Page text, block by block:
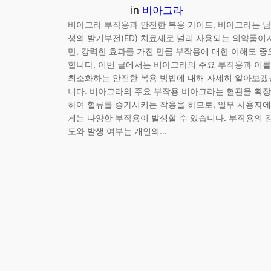
in 비아그라
비아그라 부작용과 안전한 복용 가이드, 비아그라는 남
성의 발기부전(ED) 치료제로 널리 사용되는 의약품이
만, 강력한 효과를 가진 만큼 부작용에 대한 이해도 중
합니다. 이번 글에서는 비아그라의 주요 부작용과 이를
최소화하는 안전한 복용 방법에 대해 자세히 알아보겠
니다. 비아그라의 주요 부작용 비아그라는 혈관을 확장
하여 혈류를 증가시키는 작용을 하므로, 일부 사용자에
게는 다양한 부작용이 발생할 수 있습니다. 부작용의
도와 발생 여부는 개인의…